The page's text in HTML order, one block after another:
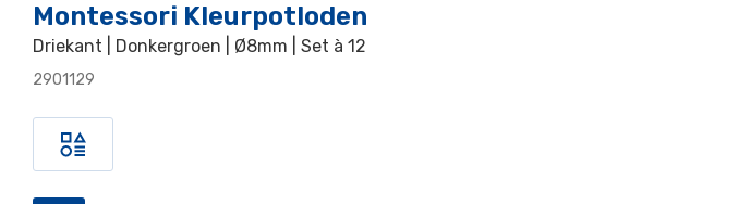
Montessori Kleurpotloden
Driekant | Donkergroen | Ø8mm | Set à 12
2901129